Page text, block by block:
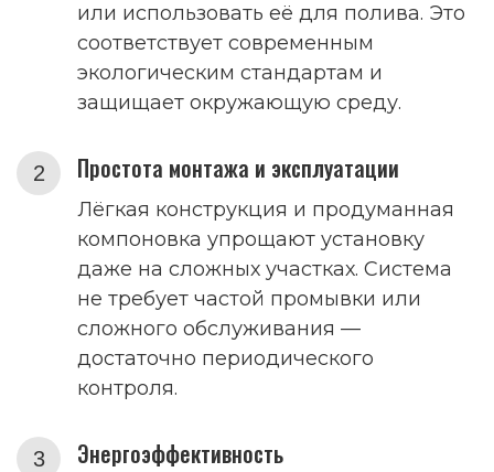
или использовать её для полива. Это
соответствует современным
экологическим стандартам и
защищает окружающую среду.
Простота монтажа и эксплуатации
Лёгкая конструкция и продуманная
компоновка упрощают установку
даже на сложных участках. Система
не требует частой промывки или
сложного обслуживания —
достаточно периодического
контроля.
Энергоэффективность